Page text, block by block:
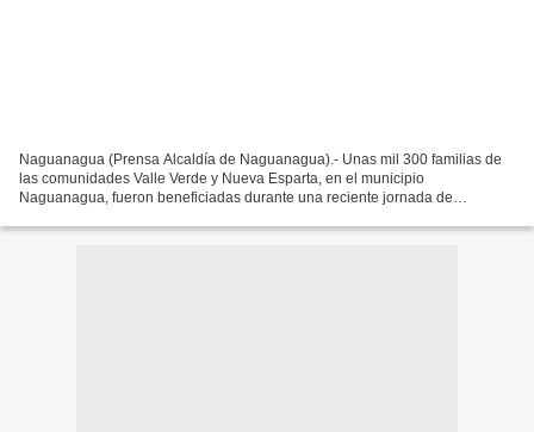
Naguanagua (Prensa Alcaldía de Naguanagua).- Unas mil 300 familias de
las comunidades Valle Verde y Nueva Esparta, en el municipio
Naguanagua, fueron beneficiadas durante una reciente jornada de